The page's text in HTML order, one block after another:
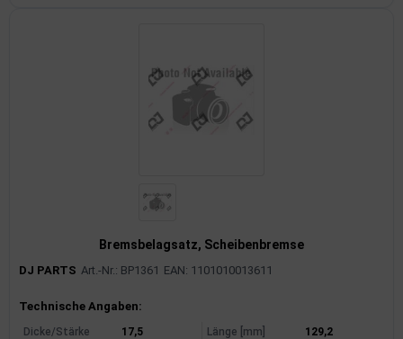
Bremsbelagsatz, Scheibenbremse
DJ PARTS Art.-Nr.: BP1361 EAN: 1101010013611
Produktinformationen
Technische Angaben:
Dicke/Stärke
17,5 Länge [mm] 129,2